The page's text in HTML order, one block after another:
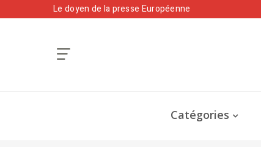
Le doyen de la presse Européenne
Catégories